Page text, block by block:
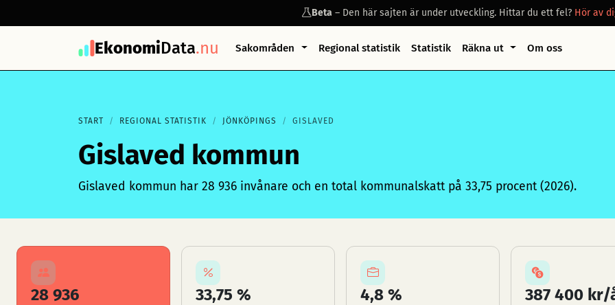
Beta– Den här sajten är under utveckling. Hittar du ett fel? Hör av
EkonomiData.nu Sakområden Regional statistik Statistik Räkna ut Om oss
START REGIONAL STATISTIK JÖNKÖPINGS GISLAVED
Gislaved kommun
Gislaved kommun har 28 936 invånare och en total kommunalskatt på 33,75 procent (2026).
28 936 33,75 % 4,8 % 387 400 kr/